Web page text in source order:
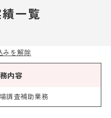
一覧
みを解除
内容
調査補助業務